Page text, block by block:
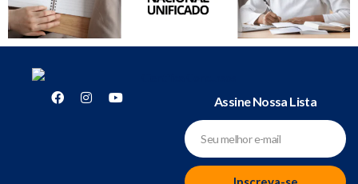
Assine Nossa Lista